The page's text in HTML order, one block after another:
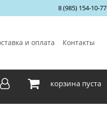
8 (985) 154-10-77
и оплата Контакты
корзина пуста